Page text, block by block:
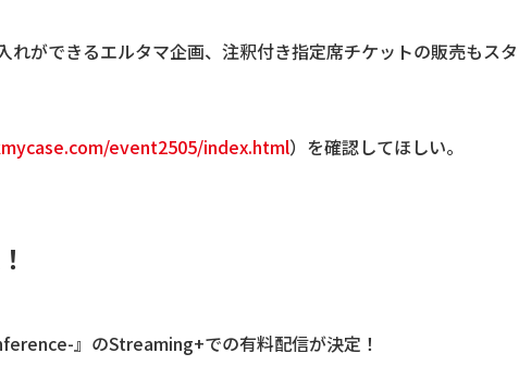
れができるエルタマ企画、注釈付き指定席チケットの販売もスタ
event2505/index.html）を確認してほしい。
』のStreaming+での有料配信が決定！